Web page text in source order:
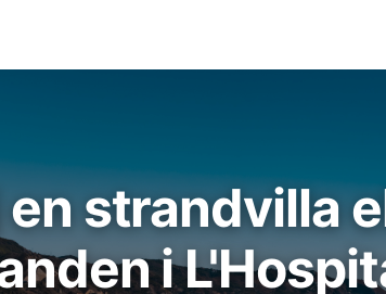
en strandvilla
i